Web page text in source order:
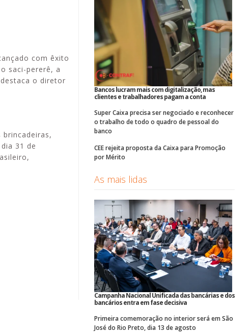
com êxito
saci-pererê, a
o diretor
31 de
Bancos lucram mais com digitalização, mas
clientes e trabalhadores pagam a conta
Super Caixa precisa ser negociado e reconhecer
o trabalho de todo o quadro de pessoal do
banco
CEE rejeita proposta da Caixa para Promoção
por Mérito
As mais lidas
Campanha Nacional Unificada das bancárias e dos
bancários entra em fase decisiva
Primeira comemoração no interior será em São
José do Rio Preto, dia 13 de agosto